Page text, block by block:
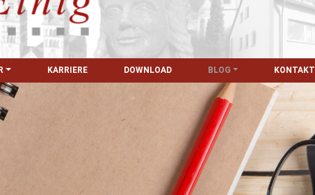
KARRIERE DOWNLOAD BLOG KONTAKT